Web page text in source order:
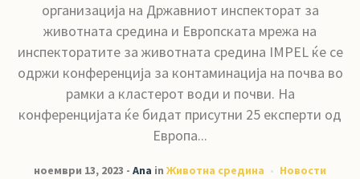
организација на Државниот инспекторат за
животната средина и Европската мрежа на
инспекторатите за животната средина IMPEL ќе се
одржи конференција за контаминација на почва во
рамки а кластерот води и почви. На
конференцијата ќе бидат присутни 25 експерти од
Европа...
ноември 13, 2023 Ana in Животна средина Новости